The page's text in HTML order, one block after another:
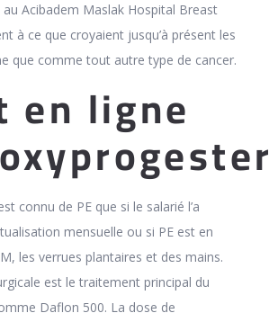
au Acibadem Maslak Hospital Breast
à ce que croyaient jusqu’à présent les
que comme tout autre type de cancer.
en ligne
connu de PE que si le salarié l’a
mensuelle ou si PE est en
les verrues plantaires et des mains.
est le traitement principal du
Daflon 500. La dose de